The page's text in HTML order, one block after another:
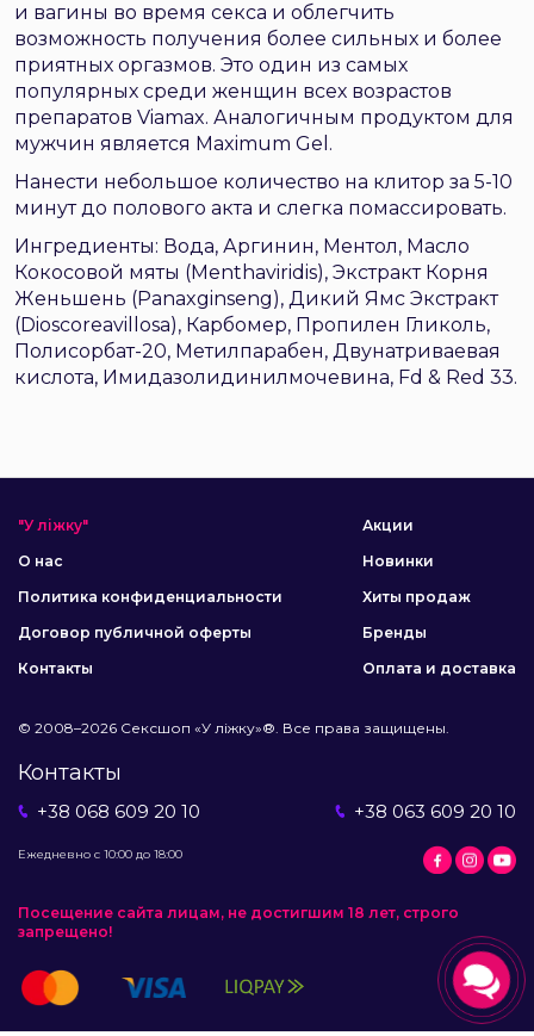
и вагины во время секса и облегчить
возможность получения более сильных и более
приятных оргазмов. Это один из самых
популярных среди женщин всех возрастов
препаратов Viamax. Аналогичным продуктом для
мужчин является Maximum Gel.
Нанести небольшое количество на клитор за 5-10
минут до полового акта и слегка помассировать.
Ингредиенты: Вода, Аргинин, Ментол, Масло
Кокосовой мяты (Menthaviridis), Экстракт Корня
Женьшень (Panaxginseng), Дикий Ямс Экстракт
(Dioscoreavillosa), Карбомер, Пропилен Гликоль,
Полисорбат-20, Метилпарабен, Двунатриваевая
кислота, Имидазолидинилмочевина, Fd & Red 33.
"У ліжку"
О нас
Политика конфиденциальности
Договор публичной оферты
Контакты
Акции
Новинки
Хиты продаж
Бренды
Оплата и доставка
© 2008–2026 Сексшоп «У ліжку»®. Все права защищены.
Контакты
+38 068 609 20 10 +38 063 609 20 10
Ежедневно с 10:00 до 18:00
Посещение сайта лицам, не достигшим 18 лет, строго
запрещено!